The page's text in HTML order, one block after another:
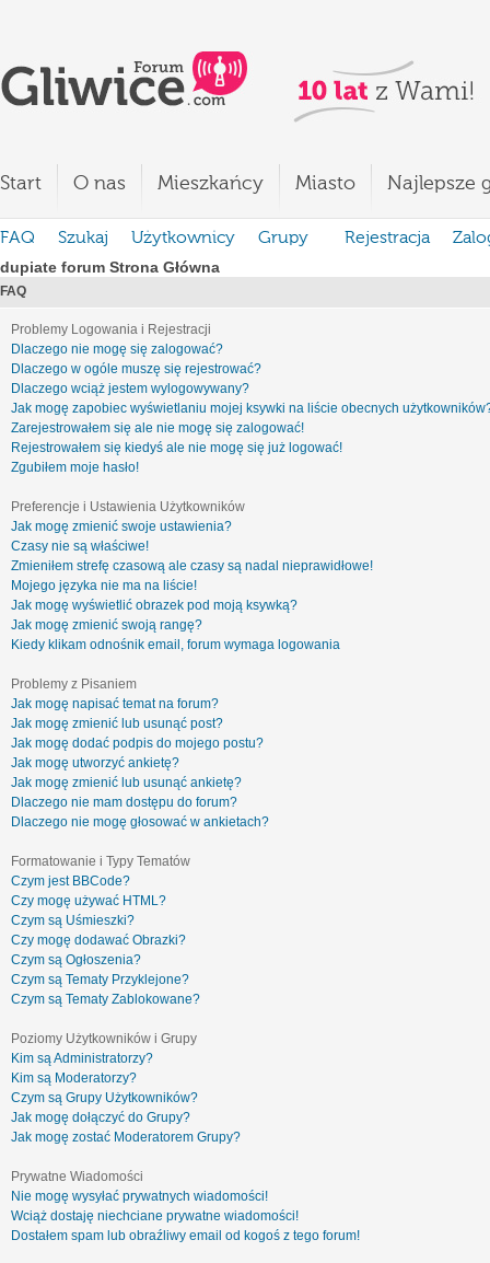
Start O nas Mieszkańcy Miasto Najlepsze
FAQ Szukaj Użytkownicy Grupy Rejestracja
dupiate forum Strona Główna
FAQ
Problemy Logowania i Rejestracji
Dlaczego nie mogę się zalogować?
Dlaczego w ogóle muszę się rejestrować?
Dlaczego wciąż jestem wylogowywany?
Jak mogę zapobiec wyświetlaniu mojej ksywki na liście obecnych
Zarejestrowałem się ale nie mogę się zalogować!
Rejestrowałem się kiedyś ale nie mogę się już logować!
Zgubiłem moje hasło!
Preferencje i Ustawienia Użytkowników
Jak mogę zmienić swoje ustawienia?
Czasy nie są właściwe!
Zmieniłem strefę czasową ale czasy są nadal nieprawidłowe!
Mojego języka nie ma na liście!
Jak mogę wyświetlić obrazek pod moją ksywką?
Jak mogę zmienić swoją rangę?
Kiedy klikam odnośnik email, forum wymaga logowania
Problemy z Pisaniem
Jak mogę napisać temat na forum?
Jak mogę zmienić lub usunąć post?
Jak mogę dodać podpis do mojego postu?
Jak mogę utworzyć ankietę?
Jak mogę zmienić lub usunąć ankietę?
Dlaczego nie mam dostępu do forum?
Dlaczego nie mogę głosować w ankietach?
Formatowanie i Typy Tematów
Czym jest BBCode?
Czy mogę używać HTML?
Czym są Uśmieszki?
Czy mogę dodawać Obrazki?
Czym są Ogłoszenia?
Czym są Tematy Przyklejone?
Czym są Tematy Zablokowane?
Poziomy Użytkowników i Grupy
Kim są Administratorzy?
Kim są Moderatorzy?
Czym są Grupy Użytkowników?
Jak mogę dołączyć do Grupy?
Jak mogę zostać Moderatorem Grupy?
Prywatne Wiadomości
Nie mogę wysyłać prywatnych wiadomości!
Wciąż dostaję niechciane prywatne wiadomości!
Dostałem spam lub obraźliwy email od kogoś z tego forum!